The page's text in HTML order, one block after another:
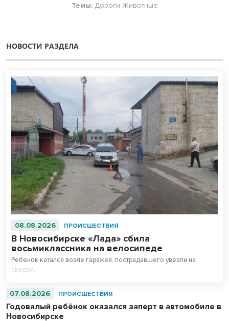
Темы: Дороги Животные
НОВОСТИ РАЗДЕЛА
08.08.2026 ПРОИСШЕСТВИЯ
В Новосибирске «Лада» сбила
восьмиклассника на велосипеде
Ребенок катался возле гаражей, пострадавшего увезли на
скорой.
07.08.2026 ПРОИСШЕСТВИЯ
Годовалый ребёнок оказался заперт в автомобиле в
Новосибирске